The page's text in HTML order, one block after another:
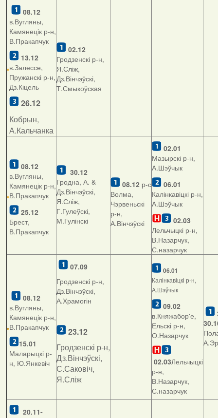
08.12
в.Вугляны,
Камянецік р-н,
В.Пракапчук
13.12
в.Залессе,
Пружанскі р-н,
Дз.Кіцель
26.12
Кобрын,
А.Кальчанка
02.12
Гродзенскі р-н,
Я.Сліж,
Дз.Вінчэўскі,
Т.Смыкоўская
08.12
в.Вугляны,
Камянецік р-н,
В.Пракапчук
25.12
Брест,
В.Пракапчук
30.12
Гродна, А. &
Дз.Вінчэўскі,
Я.Сліж,
Г.Гулеўскі,
М.Гулінскі
08.12 р-с
Волма,
Чэрвеньскі
р-н,
А.Вінчэўскі
02.01
Мазырскі р-н,
А.Шэўчык
06.01
Калінкавіцкі р-н,
А.Шэўчык
02.03
Лельчыцкі р-н,
В.Назарчук,
С.назарчук
08.12
в.Вугляны,
Камянецік р-н,
В.Пракапчук
15.01
Маларыцкі р-
н, Ю.Янкевіч
07.09
Гродзенскі р-н,
Дз.Вінчэўскі,
А.Храмогін
23.12
Гродзенскі р-н,
Дз.Вінчэўскі,
С.Саковіч,
Я.Сліж
06.01
Калінкавіцкі р-н,
А.Шэўчык
09.02
в.Княжабор'е,
Ельскі р-н,
О.Назарчук
02.03Лельчыцкі
р-н,
В.Назарчук,
С.назарчук
20.11-